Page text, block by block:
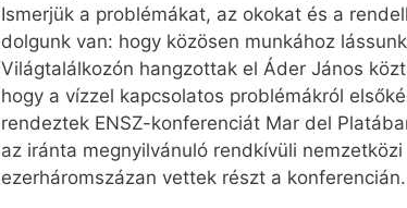
Ismerjük a problémákat, az okokat és a
dolgunk van: hogy közösen munkához
Világtalálkozón hangzottak el Áder János
hogy a vízzel kapcsolatos problémákról
rendeztek ENSZ-konferenciát Mar del
az iránta megnyilvánuló rendkívüli
ezerháromszázan vettek részt a konferencián.